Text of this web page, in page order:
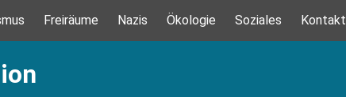
Freiräume Nazis Ökologie Soziales Kontakt